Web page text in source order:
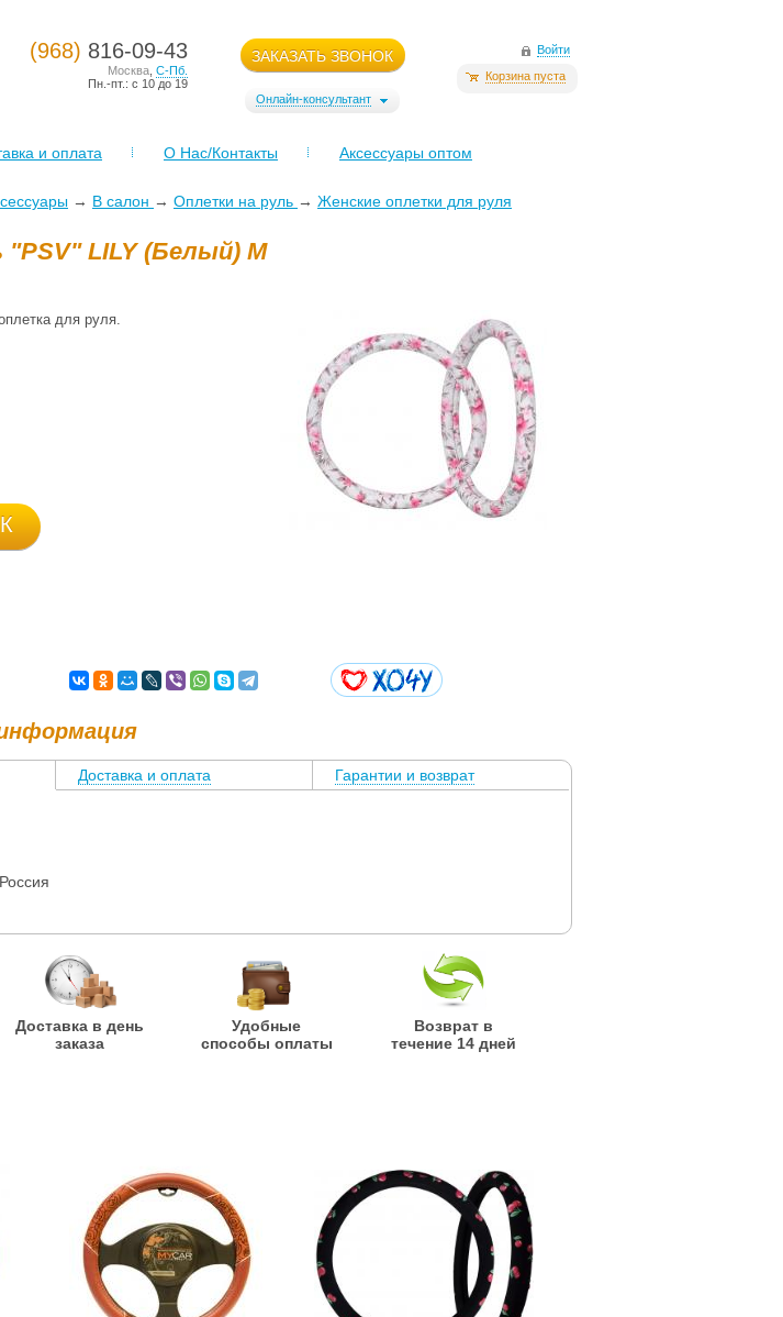
(968) 816-09-43
Москва С-Пб.
Пн.-пт.: с 10 до 19
ЗАКАЗАТЬ ЗВОНОК
Онлайн-консультант
Войти
Корзина пуста
и оплата О Нас/Контакты Аксессуары оптом
→ В салон → Оплетки на руль → Женские оплетки для руля
LILY (Белый) M
для руля.
Доставка и оплата Гарантии и возврат
Доставка в день
заказа
Удобные
способы оплаты
Возврат в
течение 14 дней